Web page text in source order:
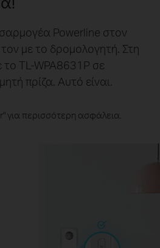
Powerline στον
με το δρομολογητή. Στη
το TL-WPA8631P σε
πρίζα. Αυτό είναι.
για περισσότερη ασφάλεια.